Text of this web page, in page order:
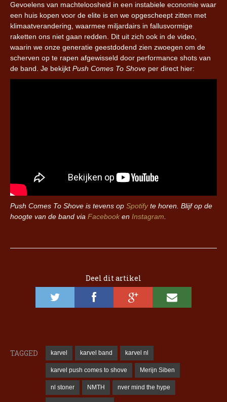
Gevoelens van machteloosheid in een instabiele economie waar
een huis kopen voor de elite is en we opgescheept zitten met
klimaatverandering, waarmee miljardairs in fallusvormige
raketten ons niet gaan redden. Dit uit zich ook in de video,
waarin we onze generatie geestdodend zien zwoegen om de
scherven op te rapen afgewisseld door performance shots van
de band. Je bekijkt Push Comes To Shove per direct hier:
Push Comes To Shove is tevens op Spotifyte horen. Blijf op de
hoogte van de band via Facebook en Instagram.
Deel dit artikel
TAGGED karvel karvel band karvel nl
karvel push comes to shove Merijn Siben
nl stoner NMTH nver mind the hype